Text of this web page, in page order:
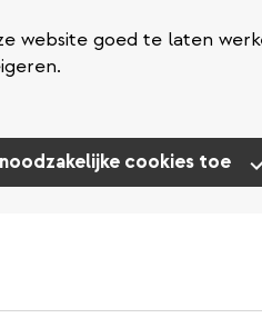
website goed te laten
cookies toe